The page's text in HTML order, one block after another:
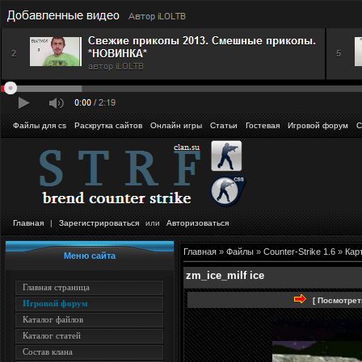
Файлы для cs Раскрутка сайтов Онлайн игры Статьи Гостевая Игровой форум
Главная | Зарегистрироваться или Авторизоваться
Меню сайта
Главная страница
Игровой форум
Каталог файлов
Каталог статей
Состав клана
Главная » Файлы » Counter-Strike 1.6 »
zm_ice_milf ice
[